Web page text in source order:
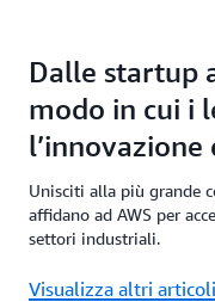
Dalle startup
modo in cui i
l’innovazione
Unisciti alla più grande
affidano ad AWS per
settori industriali.
Visualizza altri articoli